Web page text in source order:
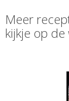
Meer
kijkje op de